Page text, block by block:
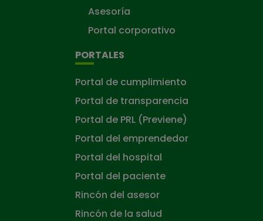
Asesoría
Portal corporativo
PORTALES
Portal de cumplimiento
Portal de transparencia
Portal de PRL (Previene)
Portal del emprendedor
Portal del hospital
Portal del paciente
Rincón del asesor
Rincón de la salud